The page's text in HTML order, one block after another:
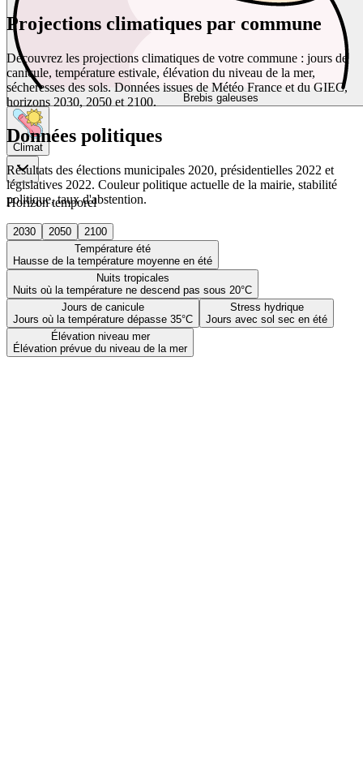
Brebis galeuses
Climat
Horizon temporel
2030 2050
2100
Température été
Hausse de la température moyenne en été
Nuits tropicales
Nuits où la température ne descend pas sous 20°C
Jours de canicule
Jours où la température dépasse 35°C
Stress hydrique
Jours avec sol sec en été
Élévation niveau mer
Élévation prévue du niveau de la mer
Projections climatiques par commune
Découvrez les projections climatiques de votre commune : jours de
canicule, température estivale, élévation du niveau de la mer,
sécheresses des sols. Données issues de Météo France et du GIEC,
horizons 2030, 2050 et 2100.
Données politiques
Résultats des élections municipales 2020, présidentielles 2022 et
législatives 2022. Couleur politique actuelle de la mairie, stabilité
politique, taux d'abstention.